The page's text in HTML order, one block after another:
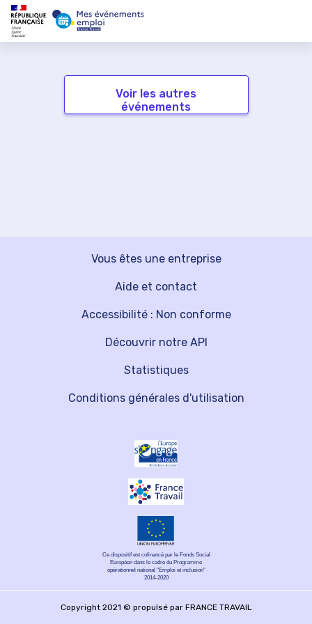
Voir les autres
événements
Vous êtes une entreprise
Découvrir notre API
Aide et contact
Statistiques
Accessibilité : Non conforme
Conditions générales d'utilisation
Ce dispositif est cofinancé par le Fonds Social
Européen dans le cadre du Programme
opérationnel national "Emploi et inclusion"
2014-2020
Copyright 2021 © propulsé par FRANCE TRAVAIL